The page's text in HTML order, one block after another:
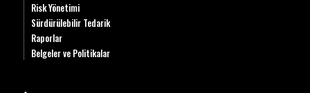
Risk Yönetimi
Sürdürülebilir Tedarik
Raporlar
Belgeler ve Politikalar